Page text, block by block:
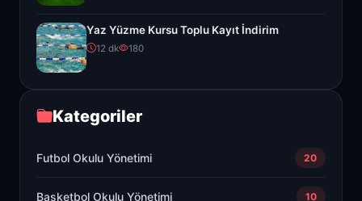
Yaz Yüzme Kursu Toplu Kayıt İndirim
12 dk 180
Kategoriler
Futbol Okulu Yönetimi 20
Basketbol Okulu Yönetimi 10